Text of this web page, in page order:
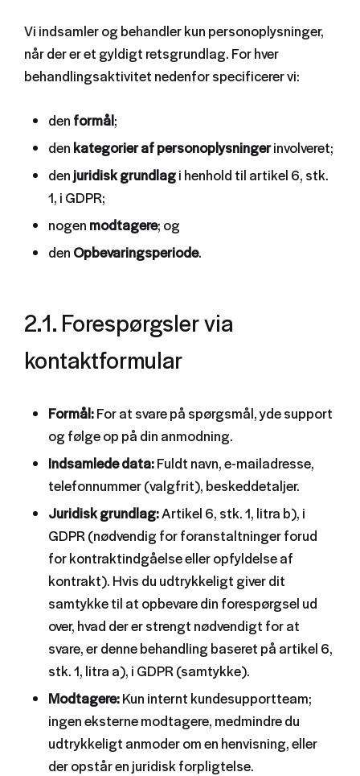
Vi indsamler og behandler kun personoplysninger,
når der er et gyldigt retsgrundlag. For hver
behandlingsaktivitet nedenfor specificerer vi:
den formål;
den kategorier af personoplysningerinvolveret;
den juridisk grundlagi henhold til artikel 6, stk.
1, i GDPR;
nogen modtagere; og
den Opbevaringsperiode.
2.1. Forespørgsler via
kontaktformular
Formål:For at svare på spørgsmål, yde support
og følge op på din anmodning.
Indsamlede data:Fuldt navn, e-mailadresse,
telefonnummer (valgfrit), beskeddetaljer.
Juridisk grundlag:Artikel 6, stk. 1, litra b), i
GDPR (nødvendig for foranstaltninger forud
for kontraktindgåelse eller opfyldelse af
kontrakt). Hvis du udtrykkeligt giver dit
samtykke til at opbevare din forespørgsel ud
over, hvad der er strengt nødvendigt for at
svare, er denne behandling baseret på artikel 6,
stk. 1, litra a), i GDPR (samtykke).
Modtagere:Kun internt kundesupportteam;
ingen eksterne modtagere, medmindre du
udtrykkeligt anmoder om en henvisning, eller
der opstår en juridisk forpligtelse.